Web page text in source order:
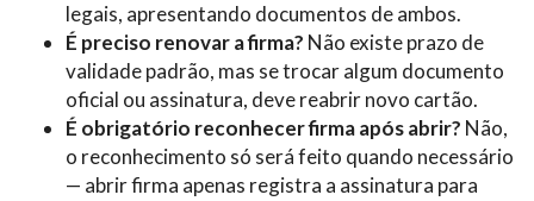
legais, apresentando documentos de ambos.
É preciso renovar a firma? Não existe prazo de
validade padrão, mas se trocar algum documento
oficial ou assinatura, deve reabrir novo cartão.
É obrigatório reconhecer firma após abrir? Não,
o reconhecimento só será feito quando necessário
— abrir firma apenas registra a assinatura para